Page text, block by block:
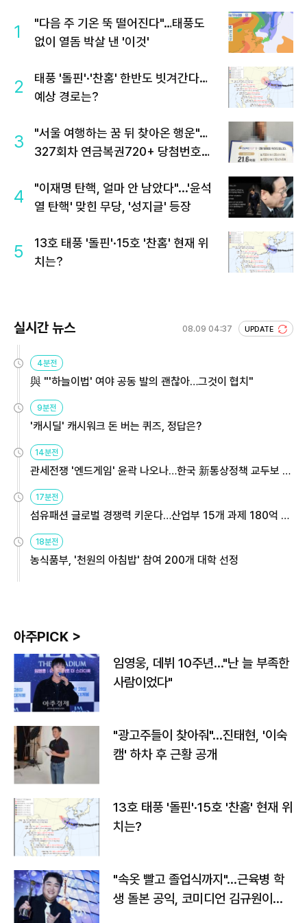
1
"다음 주 기온 뚝 떨어진다"…태풍도
없이 열돔 박살 낸 '이것'
2
태풍 '돌핀'·'찬홈' 한반도 빗겨간다…
예상 경로는?
3
"서울 여행하는 꿈 뒤 찾아온 행운"…
327회차 연금복권720+ 당첨번호조
4
"이재명 탄핵, 얼마 안 남았다"...'윤석
열 탄핵' 맞힌 무당, '성지글' 등장
5
13호 태풍 '돌핀'·15호 '찬홈' 현재 위
치는?
실시간 뉴스 08.09 04:37 UPDATE
4분전
與 "'하늘이법' 여야 공동 발의 괜찮아…그것이 협치"
9분전
'캐시딜' 캐시워크 돈 버는 퀴즈, 정답은?
14분전
관세전쟁 '엔드게임' 윤곽 나오나…한국 新통상정책 교두보 활
용해야
17분전
섬유패션 글로벌 경쟁력 키운다…산업부 15개 과제 180억 지
원
18분전
농식품부, '천원의 아침밥' 참여 200개 대학 선정
아주PICK >
임영웅, 데뷔 10주년…"난 늘 부족한
사람이었다"
"광고주들이 찾아줘"…진태현, '이숙
캠' 하차 후 근황 공개
13호 태풍 '돌핀'·15호 '찬홈' 현재 위
치는?
"속옷 빨고 졸업식까지"…근육병 학
생 돌본 공익, 코미디언 김규원이었